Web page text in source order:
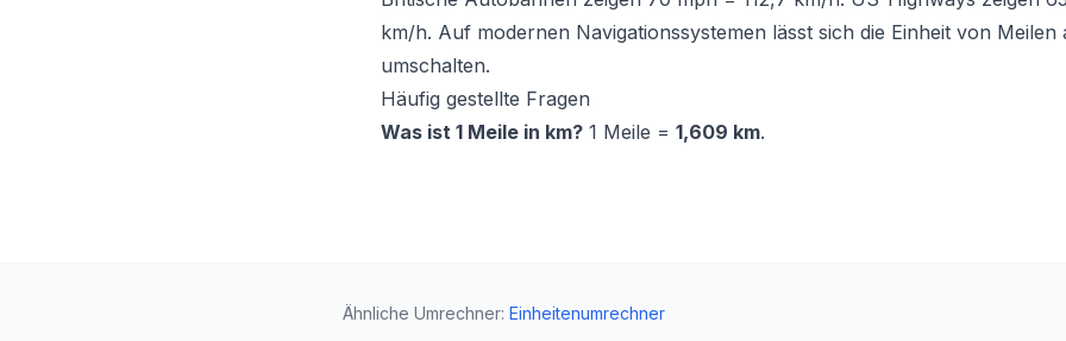
km/h. Auf modernen Navigationssystemen lässt sich die Einheit von Meilen
umschalten.
Häufig gestellte Fragen
Was ist 1 Meile in km? 1 Meile = 1,609 km.
Ähnliche Umrechner: Einheitenumrechner